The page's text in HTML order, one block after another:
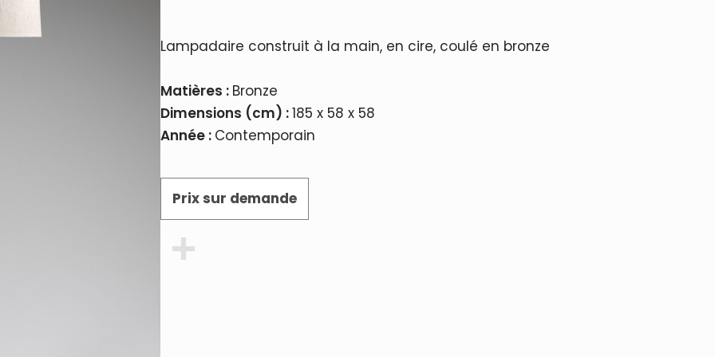
Lampadaire construit à la main, en cire, coulé en bronze
Matières : Bronze
Dimensions (cm) :185 x 58 x 58
Année : Contemporain
Prix sur demande